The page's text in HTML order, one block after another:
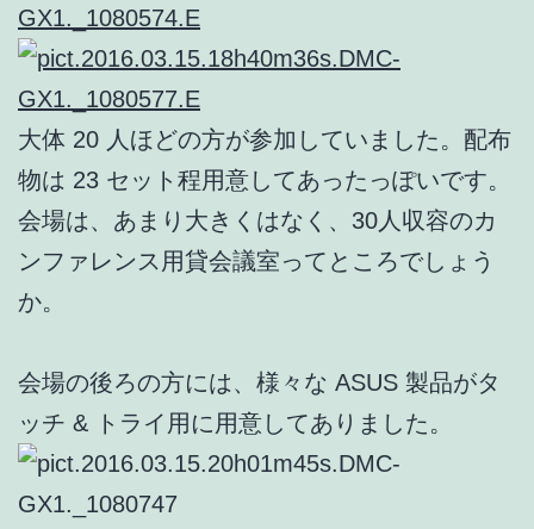
大体 20 人ほどの方が参加していました。配布
物は 23 セット程用意してあったっぽいです。
会場は、あまり大きくはなく、30人収容のカ
ンファレンス用貸会議室ってところでしょう
か。
会場の後ろの方には、様々な ASUS 製品がタ
ッチ & トライ用に用意してありました。